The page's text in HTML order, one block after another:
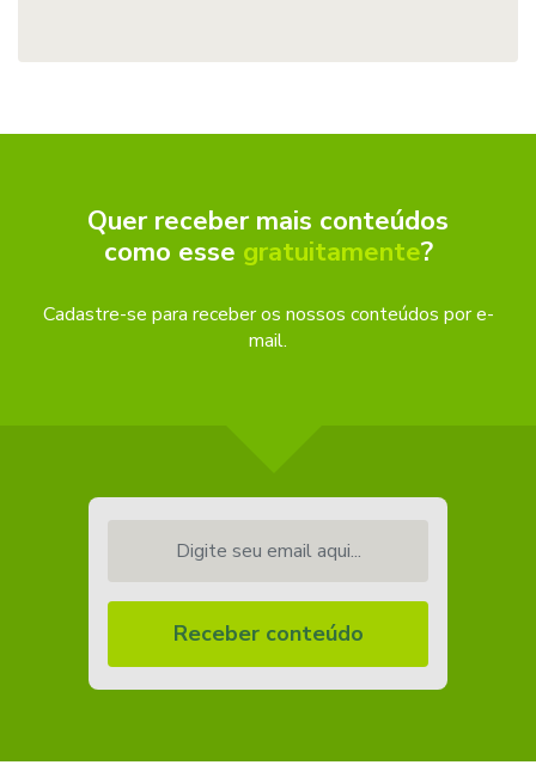
Quer receber mais conteúdos
como esse gratuitamente?
Cadastre-se para receber os nossos conteúdos por e-
mail.
Receber conteúdo